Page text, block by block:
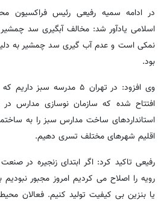
در ادامه سمیه رفیعی رئیس
اسلامی یادآور شد: مخالف آبگیری سد
نمکی است و عدم آب گیری سد چمشیر به
بود.
وی افزود: در تهران ۵ مدرسه
افتتاح شده که سازمان نوسازی مدارس
استانداردهای ساخت مدارس سبز را به
اقلیم شهرهای مختلف تسری دهیم.
رفیعی تاکید کرد: اگر ابتدای زنجیره در
رویه را اصلاح می کردیم امروز مجبور
یا بنزین بی کیفیت تولید کنیم. فعالان